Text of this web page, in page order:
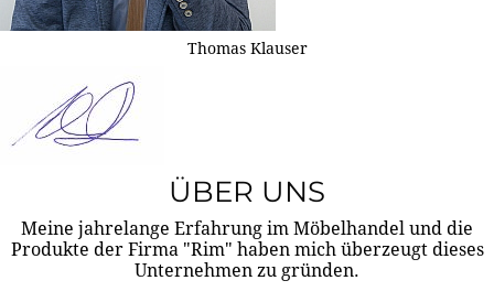
Thomas Klauser
ÜBER UNS
Meine jahrelange Erfahrung im Möbelhandel und die
Produkte der Firma "Rim" haben mich überzeugt dieses
Unternehmen zu gründen.